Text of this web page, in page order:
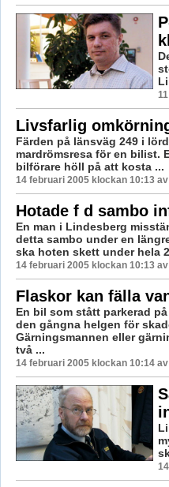
Livsfarlig
Färden på länsväg 249 i
mardrömsresa för en bilist.
bilförare höll på att kosta ...
14 februari 2005 klockan 10:13
Hotade f d sambo
En man i Lindesberg
detta sambo under en
ska hoten skett under hela
14 februari 2005 klockan 10:13
Flaskor kan fälla
En bil som stått parkerad
den gångna helgen för
Gärningsmannen eller
två ...
14 februari 2005 klockan 10:14